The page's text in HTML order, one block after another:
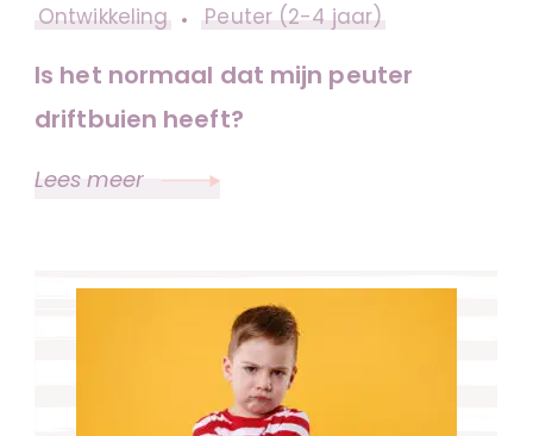
Ontwikkeling Peuter (2-4 jaar)
Is het normaal dat mijn peuter
driftbuien heeft?
Lees meer